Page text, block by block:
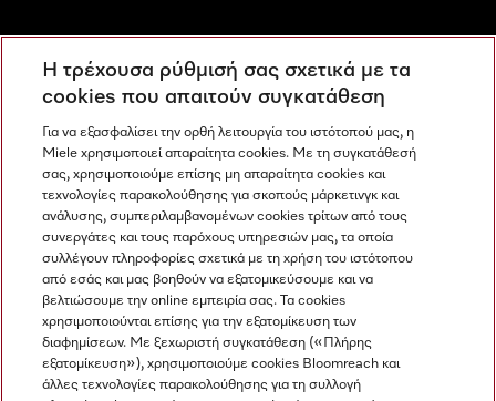
Ανακαλύψτε τα Miele Experience Center
Newsletter
Miele στο Instagram
Miele στο Facebook
Miele στο Youtube
Η τρέχουσα ρύθμισή σας σχετικά με τα
cookies που απαιτούν συγκατάθεση
Για να εξασφαλίσει την ορθή λειτουργία του ιστότοπού μας, η
Miele χρησιμοποιεί απαραίτητα cookies. Με τη συγκατάθεσή
σας, χρησιμοποιούμε επίσης μη απαραίτητα cookies και
τεχνολογίες παρακολούθησης για σκοπούς μάρκετινγκ και
ανάλυσης, συμπεριλαμβανομένων cookies τρίτων από τους
συνεργάτες και τους παρόχους υπηρεσιών μας, τα οποία
συλλέγουν πληροφορίες σχετικά με τη χρήση του ιστότοπου
από εσάς και μας βοηθούν να εξατομικεύσουμε και να
βελτιώσουμε την online εμπειρία σας. Τα cookies
χρησιμοποιούνται επίσης για την εξατομίκευση των
διαφημίσεων. Με ξεχωριστή συγκατάθεση («Πλήρης
εξατομίκευση»), χρησιμοποιούμε cookies Bloomreach και
άλλες τεχνολογίες παρακολούθησης για τη συλλογή